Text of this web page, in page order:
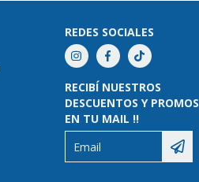
REDES SOCIALES
RECIBÍ NUESTROS
DESCUENTOS Y PROMOS
EN TU MAIL !!